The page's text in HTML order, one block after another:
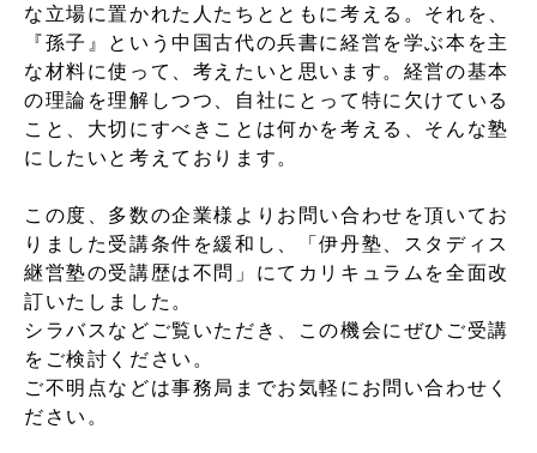
な⽴場に置かれた⼈たちとともに考える。それを、
『孫⼦』という中国古代の兵書に経営を学ぶ本を主
な材料に使って、考えたいと思います。経営の基本
の理論を理解しつつ、⾃社にとって特に⽋けている
こと、⼤切にすべきことは何かを考える、そんな塾
にしたいと考えております。
この度、多数の企業様よりお問い合わせを頂いてお
りました受講条件を緩和し、「伊丹塾、スタディス
継営塾の受講歴は不問」にてカリキュラムを全⾯改
訂いたしました。
シラバスなどご覧いただき、この機会にぜひご受講
をご検討ください。
ご不明点などは事務局までお気軽にお問い合わせく
ださい。